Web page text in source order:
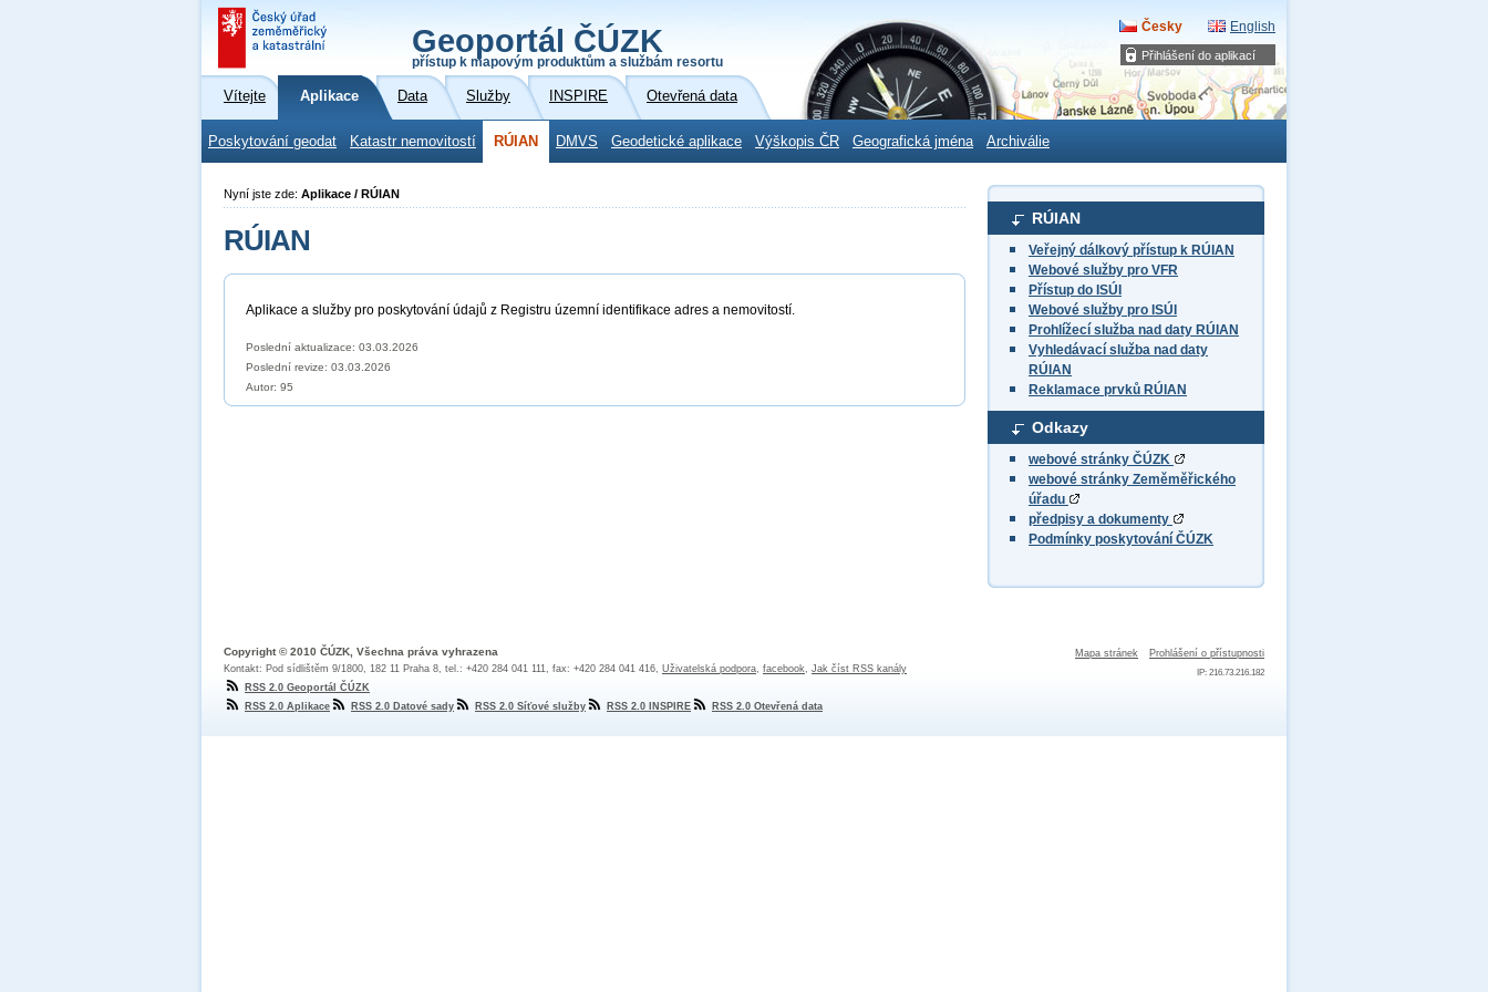
Přihlášení do aplikací
Geoportál ČÚZK
přístup k mapovým produktům a službám resortu
Česky English
Vítejte Aplikace Data Služby INSPIRE Otevřená data
Poskytování geodat Katastr nemovitostí RÚIAN DMVS Geodetické aplikace Výškopis ČR Geografická jména Archiválie
RÚIAN
Veřejný dálkový přístup k RÚIAN
Webové služby pro VFR
Přístup do ISÚI
Webové služby pro ISÚI
Prohlížecí služba nad daty RÚIAN
Vyhledávací služba nad daty
RÚIAN
Reklamace prvků RÚIAN
Odkazy
webové stránky ČÚZK
webové stránky Zeměměřického
úřadu
předpisy a dokumenty
Podmínky poskytování ČÚZK
Nyní jste zde: Aplikace / RÚIAN
RÚIAN
Aplikace a služby pro poskytování údajů z Registru územní identifikace adres a nemovitostí.
Poslední aktualizace: 03.03.2026
Poslední revize: 03.03.2026
Autor: 95
Mapa stránek Prohlášení o přístupnosti
IP: 216.73.216.182
Copyright © 2010 ČÚZK, Všechna práva vyhrazena
Kontakt: Pod sídlištěm 9/1800, 182 11 Praha 8, tel.: +420 284 041 111, fax: +420 284 041 416, Uživatelská podpora, facebook, Jak číst RSS kanály
RSS 2.0 Geoportál ČÚZK
RSS 2.0 Aplikace
RSS 2.0 Datové sady RSS 2.0 Síťové služby RSS 2.0 INSPIRE RSS 2.0 Otevřená data